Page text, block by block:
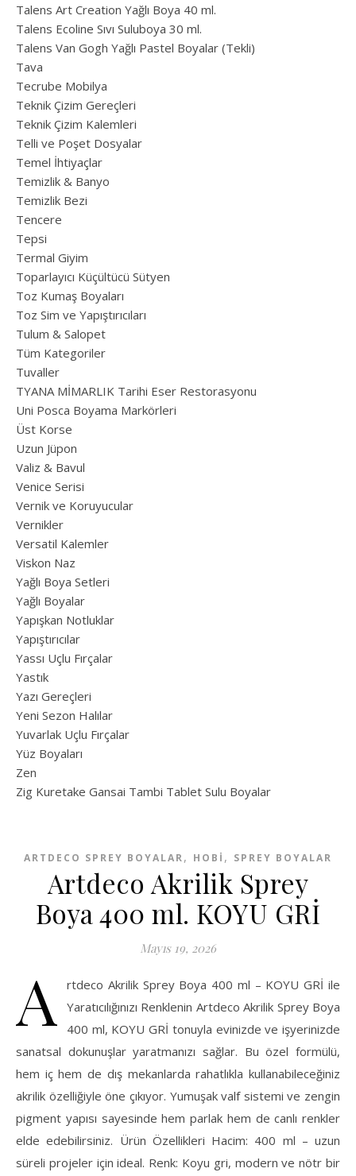
Talens Art Creation Yağlı Boya 40 ml.
Talens Ecoline Sıvı Suluboya 30 ml.
Talens Van Gogh Yağlı Pastel Boyalar (Tekli)
Tava
Tecrube Mobilya
Teknik Çizim Gereçleri
Teknik Çizim Kalemleri
Telli ve Poşet Dosyalar
Temel İhtiyaçlar
Temizlik & Banyo
Temizlik Bezi
Tencere
Tepsi
Termal Giyim
Toparlayıcı Küçültücü Sütyen
Toz Kumaş Boyaları
Toz Sim ve Yapıştırıcıları
Tulum & Salopet
Tüm Kategoriler
Tuvaller
TYANA MİMARLIK Tarihi Eser Restorasyonu
Uni Posca Boyama Markörleri
Üst Korse
Uzun Jüpon
Valiz & Bavul
Venice Serisi
Vernik ve Koruyucular
Vernikler
Versatil Kalemler
Viskon Naz
Yağlı Boya Setleri
Yağlı Boyalar
Yapışkan Notluklar
Yapıştırıcılar
Yassı Uçlu Fırçalar
Yastık
Yazı Gereçleri
Yeni Sezon Halılar
Yuvarlak Uçlu Fırçalar
Yüz Boyaları
Zen
​Zig Kuretake Gansai Tambi Tablet Sulu Boyalar
ARTDECO SPREY BOYALAR, HOBİ , SPREY BOYALAR
Artdeco Akrilik Sprey
Boya 400 ml. KOYU GRİ
Mayıs 19, 2026
A
rtdeco Akrilik Sprey Boya 400 ml – KOYU GRİ ile
Yaratıcılığınızı Renklenin Artdeco Akrilik Sprey Boya
400 ml, KOYU GRİ tonuyla evinizde ve işyerinizde
sanatsal dokunuşlar yaratmanızı sağlar. Bu özel formülü,
hem iç hem de dış mekanlarda rahatlıkla kullanabileceğiniz
akrilik özelliğiyle öne çıkıyor. Yumuşak valf sistemi ve zengin
pigment yapısı sayesinde hem parlak hem de canlı renkler
elde edebilirsiniz. Ürün Özellikleri Hacim: 400 ml – uzun
süreli projeler için ideal. Renk: Koyu gri, modern ve nötr bir